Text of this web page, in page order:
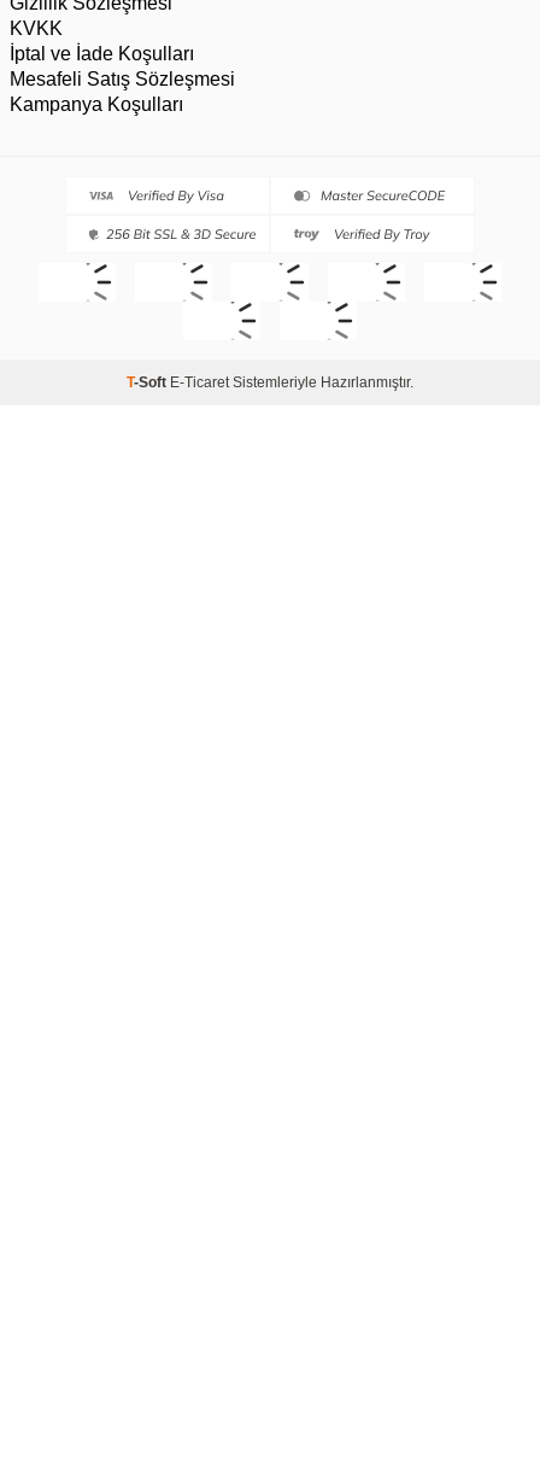
KVKK
İptal ve İade Koşulları
Mesafeli Satış Sözleşmesi
Kampanya Koşulları
T-Soft E-Ticaret Sistemleriyle Hazırlanmıştır.